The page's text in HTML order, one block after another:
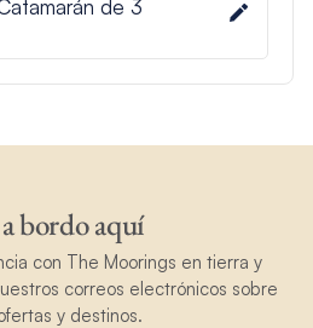
de 3
bordo aquí
con The Moorings en tierra y
correos electrónicos sobre
y destinos.